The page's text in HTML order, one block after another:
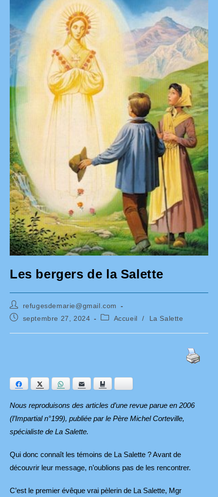
Les bergers de la Salette
Auteur/autrice
de
la
publication :
refugesdemarie@gmail.com
Publication
septembre 27, 2024
PostAccueil / La Salette
Facebook Twitter WhatsAppE-mail
Nous reproduisons des articles d’une revue parue en 2006
(l’Impartial n°199), publiée par le Père Michel Corteville,
spécialiste de La Salette.
Qui donc connaît les témoins de La Salette ? Avant de
découvrir leur message, n’oublions pas de les rencontrer.
C’est le premier évêque vrai pèlerin de La Salette, Mgr